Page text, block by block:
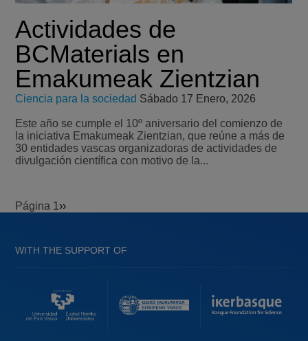
Actividades de
BCMaterials en
Emakumeak Zientzian
Ciencia para la sociedad Sábado 17 Enero, 2026
Este año se cumple el 10º aniversario del comienzo de
la iniciativa Emakumeak Zientzian, que reúne a más de
30 entidades vascas organizadoras de actividades de
divulgación científica con motivo de la...
Paginación
Página 1 Siguiente
››
WITH THE SUPPORT OF